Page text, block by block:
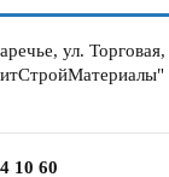
ул. Торговая,
10 60